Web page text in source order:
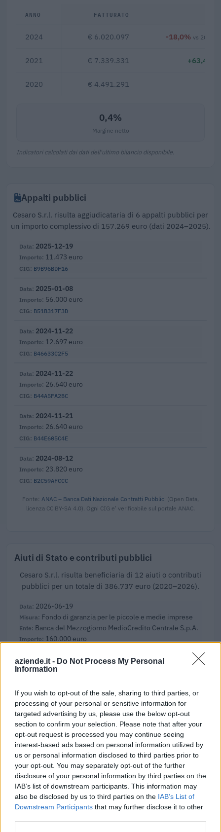
aziende.it - Do Not Process My Personal
Information
If you wish to opt-out of the sale, sharing to third parties, or
processing of your personal or sensitive information for
targeted advertising by us, please use the below opt-out
section to confirm your selection. Please note that after your
opt-out request is processed you may continue seeing
interest-based ads based on personal information utilized by
us or personal information disclosed to third parties prior to
your opt-out. You may separately opt-out of the further
disclosure of your personal information by third parties on the
IAB’s list of downstream participants. This information may
also be disclosed by us to third parties on the IAB’s List of
Downstream Participants that may further disclose it to other
ANNO FATTURATO
2024 € 6.020.097 -18,0% vs 2021
2021 € 7.339.331 +63,4%
2020 € 4.491.291
0,4%
Margine netto
Indicatori calcolati dai dati dell'ultimo bilancio disponibile.
Appalti pubblici
Cesaro S.r.l. risulta aggiudicataria di 6 appalti pubblici per
un importo complessivo di 157.269 euro (dati 2024–2025).
B9B96BDF16
2025-12-19
11.473 euro
B51B317F3D
2025-01-08
56.000 euro
B46633C2F5
2024-11-22
12.697 euro
B44A5FA2BC
2024-11-22
26.640 euro
B44E605C4E
2024-11-21
26.640 euro
B2C59AFCCC
2024-08-12
23.820 euro
Fonte: ANAC – Banca Dati Nazionale Contratti Pubblici (Open Data,
licenza CC BY-SA 4.0). Ogni CIG e' verificabile sul portale ANAC.
Aiuti di Stato e contributi pubblici
Cesaro S.r.l. risulta beneficiaria di 12 aiuti o contributi
pubblici per un totale di 386.737 euro (2020–2026).
2026-06-19
Fondo di garanzia per le piccole e medie imprese
Banca del Mezzogiorno MedioCredito Centrale S.p.A.
160.000 euro
2024-03-29
Fondo di garanzia per le piccole e medie imprese
80.000 euro
2023-11-29
EROGAZIONE DIRETTA ALLE IMPRESE DA PARTE
DEI CONSORZI GARANZIA FIDI DI FINANZIAMENTI A
TASSO AGEVOLATO
ALPIFIDI Società Cooperativa
80.000 euro
2023-08-01
INCENTIVI PER LA STABILIZZAZIONE DEI
RAPPORTI DI LAVORO